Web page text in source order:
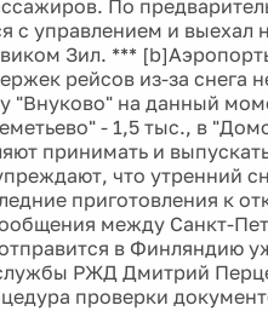
По
с управлением и выехал
Зил. ***
рейсов из-за снега
"Внуково" на данный
- 1,5 тыс., в
принимать и
что утренний
приготовления к
между Санкт-
в Финляндию
РЖД Дмитрий
проверки